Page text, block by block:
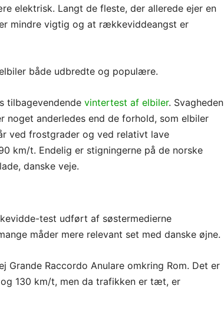
elektrisk. Langt de fleste, der allerede ejer en
mindre vigtig og at rækkeviddeangst er
både udbredte og populære.
tilbagevendende vintertest af elbiler. Svagheden
noget anderledes end de forhold, som elbiler
ved frostgrader og ved relativt lave
km/t. Endelig er stigningerne på de norske
danske veje.
test udført af søstermedierne
måder mere relevant set med danske øjne.
Grande Raccordo Anulare omkring Rom. Det er
130 km/t, men da trafikken er tæt, er